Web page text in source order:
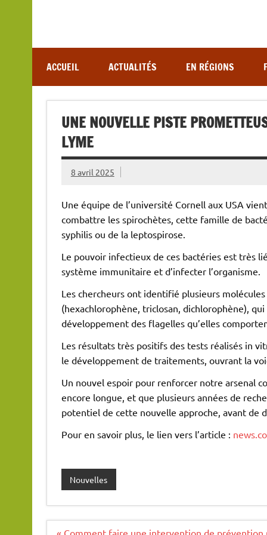
ACCUEIL ACTUALITÉS EN RÉGIONS
UNE NOUVELLE PISTE
LYME
8 avril 2025
Une équipe de l’université Cornell aux USA
combattre les spirochètes, cette famille de
syphilis ou de la leptospirose.
Le pouvoir infectieux de ces bactéries est très
système immunitaire et d’infecter l’organisme.
Les chercheurs ont identifié plusieurs
(hexachlorophène, triclosan, dichlorophène),
développement des flagelles qu’elles
Les résultats très positifs des tests réalisés in
le développement de traitements, ouvrant la
Un nouvel espoir pour renforcer notre arsenal
encore longue, et que plusieurs années de
potentiel de cette nouvelle approche, avant de
Pour en savoir plus, le lien vers l’article :
Nouvelles
Navigation